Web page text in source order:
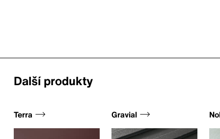
Další produkty
Terra Gravial